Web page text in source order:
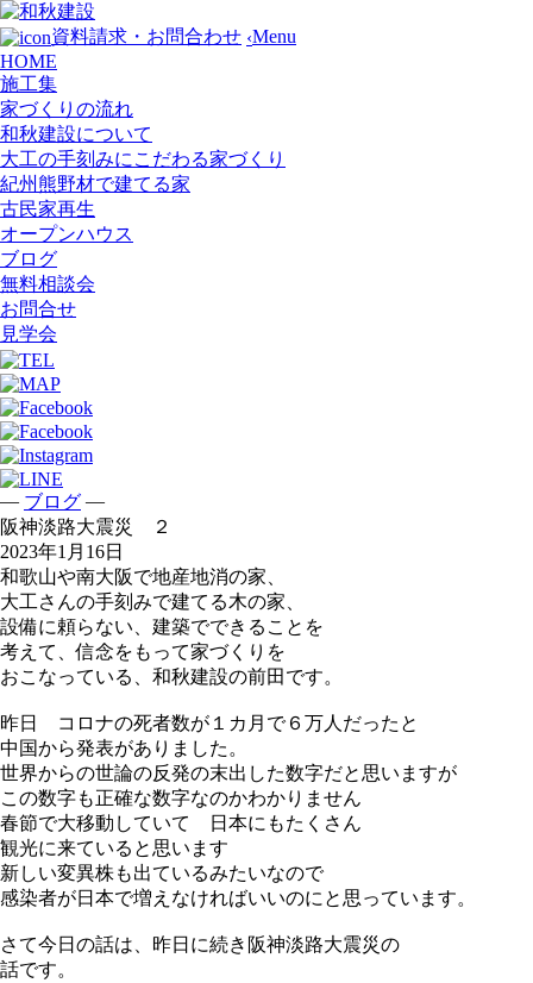
資料請求・お問合わせ ‹Menu
HOME
施工集
家づくりの流れ
和秋建設について
大工の手刻みにこだわる家づくり
紀州熊野材で建てる家
古民家再生
オープンハウス
ブログ
無料相談会
お問合せ
見学会
— ブログ —
阪神淡路大震災 ２
2023年1月16日
和歌山や南大阪で地産地消の家、
大工さんの手刻みで建てる木の家、
設備に頼らない、建築でできることを
考えて、信念をもって家づくりを
おこなっている、和秋建設の前田です。
昨日 コロナの死者数が１カ月で６万人だったと
中国から発表がありました。
世界からの世論の反発の末出した数字だと思いますが
この数字も正確な数字なのかわかりません
春節で大移動していて 日本にもたくさん
観光に来ていると思います
新しい変異株も出ているみたいなので
感染者が日本で増えなければいいのにと思っています。
さて今日の話は、昨日に続き阪神淡路大震災の
話です。